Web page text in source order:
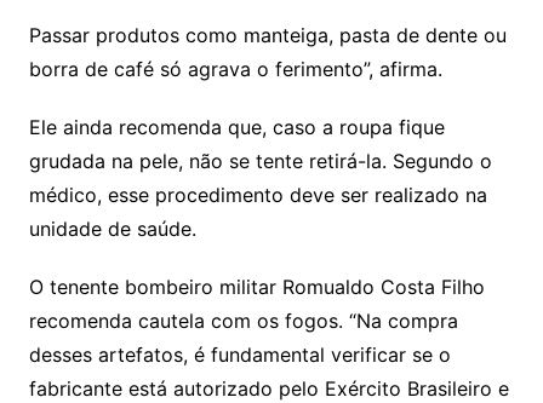
Passar produtos como manteiga, pasta de dente ou
borra de café só agrava o ferimento”, afirma.
Ele ainda recomenda que, caso a roupa fique
grudada na pele, não se tente retirá-la. Segundo o
médico, esse procedimento deve ser realizado na
unidade de saúde.
O tenente bombeiro militar Romualdo Costa Filho
recomenda cautela com os fogos. “Na compra
desses artefatos, é fundamental verificar se o
fabricante está autorizado pelo Exército Brasileiro e